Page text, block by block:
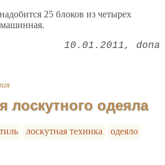
25 блоков из четырех
10.01.2011 dona
лоскутного одеяла
лоскутная техника
одеяло